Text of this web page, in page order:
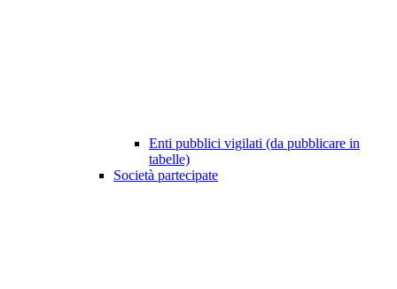
Enti pubblici vigilati (da pubblicare in
tabelle)
Società partecipate